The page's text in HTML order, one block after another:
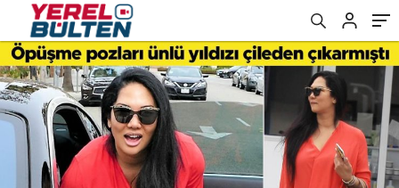
elinden kurtardı!